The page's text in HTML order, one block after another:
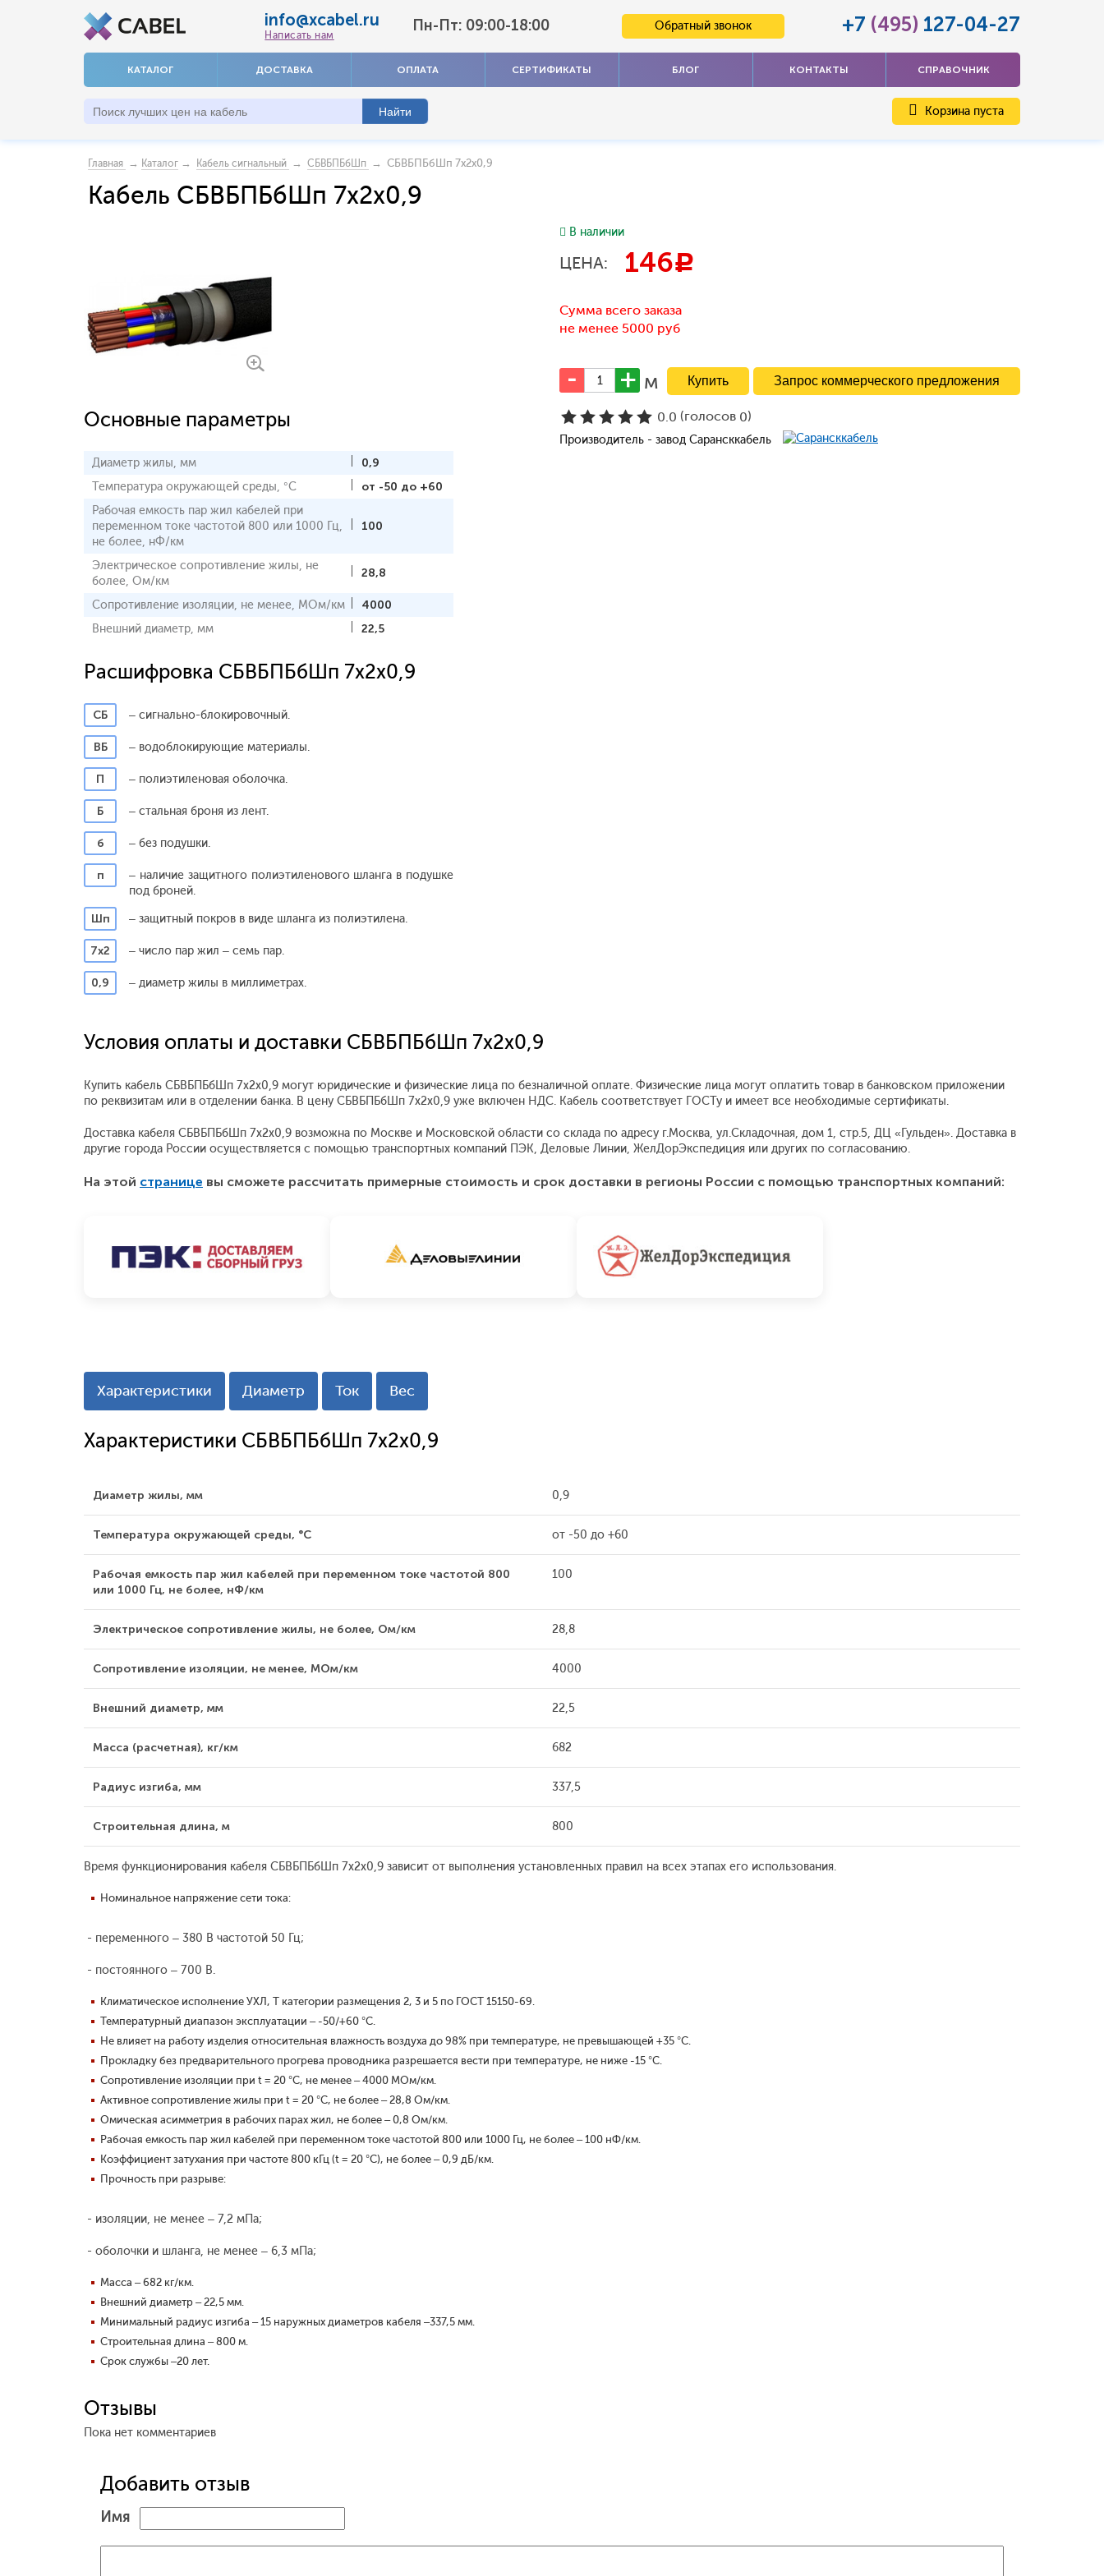
info@xcabel.ru
Написать нам
Пн-Пт: 09:00-18:00 Обратный звонок +7 (495) 127-04-27
КАТАЛОГ ДОСТАВКА ОПЛАТА СЕРТИФИКАТЫ БЛОГ КОНТАКТЫ СПРАВОЧНИК
Корзина пуста
Главная → Каталог → Кабель сигнальный → СБВБПБбШп → СБВБПБбШп 7x2x0,9
Кабель СБВБПБбШп 7x2x0,9
Основные параметры
Диаметр жилы, мм
0,9
Температура окружающей среды, °С
от -50 до +60
Рабочая емкость пар жил кабелей при
переменном токе частотой 800 или 1000 Гц,
не более, нФ/км
100
Электрическое сопротивление жилы, не
более, Ом/км
28,8
Сопротивление изоляции, не менее, МОм/км
4000
Внешний диаметр, мм
22,5
Расшифровка СБВБПБбШп 7x2x0,9
СБ – сигнально-блокировочный.
ВБ – водоблокирующие материалы.
П – полиэтиленовая оболочка.
Б – стальная броня из лент.
б – без подушки.
п
– наличие защитного полиэтиленового шланга в подушке
под броней.
Шп
– защитный покров в виде шланга из полиэтилена.
7х2 – число пар жил – семь пар.
0,9 – диаметр жилы в миллиметрах.
В наличии
ЦЕНА: 146c
Сумма всего заказа
не менее 5000 руб
м Запрос коммерческого предложения
0.0 (голосов 0)
Производитель - завод Сарансккабель
Условия оплаты и доставки СБВБПБбШп 7x2x0,9
Купить кабель СБВБПБбШп 7x2x0,9 могут юридические и физические лица по безналичной оплате. Физические лица могут оплатить товар в банковском приложении
по реквизитам или в отделении банка. В цену СБВБПБбШп 7x2x0,9 уже включен НДС. Кабель соответствует ГОСТу и имеет все необходимые сертификаты.
Доставка кабеля СБВБПБбШп 7x2x0,9 возможна по Москве и Московской области со склада по адресу г.Москва, ул.Складочная, дом 1, стр.5, ДЦ «Гульден». Доставка в
другие города России осуществляется с помощью транспортных компаний ПЭК, Деловые Линии, ЖелДорЭкспедиция или других по согласованию.
На этой странице вы сможете рассчитать примерные стоимость и срок доставки в регионы России с помощью транспортных компаний:
Характеристики Диаметр Ток Вес
Характеристики СБВБПБбШп 7x2x0,9
Диаметр жилы, мм 0,9
Температура окружающей среды, °С от -50 до +60
Рабочая емкость пар жил кабелей при переменном токе частотой 800
или 1000 Гц, не более, нФ/км
100
Электрическое сопротивление жилы, не более, Ом/км 28,8
Сопротивление изоляции, не менее, МОм/км 4000
Внешний диаметр, мм 22,5
Масса (расчетная), кг/км 682
Радиус изгиба, мм 337,5
Строительная длина, м 800
Время функционирования кабеля СБВБПБбШп 7x2x0,9 зависит от выполнения установленных правил на всех этапах его использования.
Номинальное напряжение сети тока:
- переменного – 380 В частотой 50 Гц;
- постоянного – 700 В.
Климатическое исполнение УХЛ, Т категории размещения 2, 3 и 5 по ГОСТ 15150-69.
Температурный диапазон эксплуатации – -50/+60 °С.
Не влияет на работу изделия относительная влажность воздуха до 98% при температуре, не превышающей +35 °С.
Прокладку без предварительного прогрева проводника разрешается вести при температуре, не ниже -15 °С.
Сопротивление изоляции при t = 20 °С, не менее – 4000 МОм/км.
Активное сопротивление жилы при t = 20 °С, не более – 28,8 Ом/км.
Омическая асимметрия в рабочих парах жил, не более – 0,8 Ом/км.
Рабочая емкость пар жил кабелей при переменном токе частотой 800 или 1000 Гц, не более – 100 нФ/км.
Коэффициент затухания при частоте 800 кГц (t = 20 °С), не более – 0,9 дБ/км.
Прочность при разрыве:
- изоляции, не менее – 7,2 мПа;
- оболочки и шланга, не менее – 6,3 мПа;
Масса – 682 кг/км.
Внешний диаметр – 22,5 мм.
Минимальный радиус изгиба – 15 наружных диаметров кабеля –337,5 мм.
Строительная длина – 800 м.
Срок службы –20 лет.
Отзывы
Пока нет комментариев
Добавить отзыв
Имя